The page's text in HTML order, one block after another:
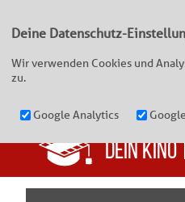
Deine Datenschutz-
Wir verwenden Cookies und
zu.
Google Analytics
DEIN KINO